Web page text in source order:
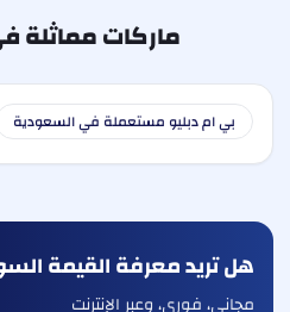
ماركات مماثلة
بي ام دبليو مستعملة في السعودية
هل تريد معرفة القيمة
مجاني، فوري، وعبر الإنترنت